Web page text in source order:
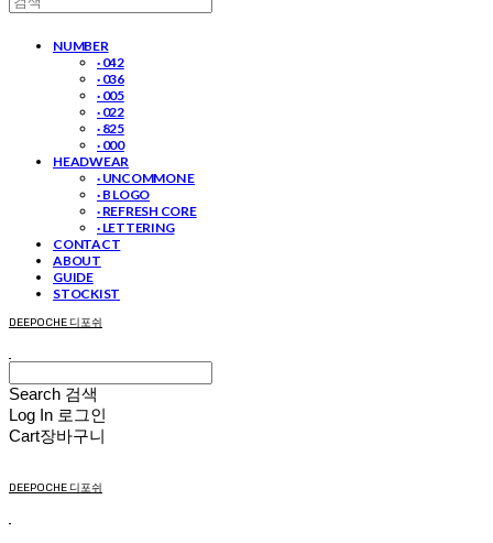
NUMBER
· 042
· 036
· 005
· 022
· 825
· 000
HEADWEAR
· UNCOMMON E
· B LOGO
· REFRESH CORE
· LETTERING
CONTACT
ABOUT
GUIDE
STOCKIST
DEEPOCHE 디포쉬
Search 검색
Log In 로그인
Cart장바구니
DEEPOCHE 디포쉬